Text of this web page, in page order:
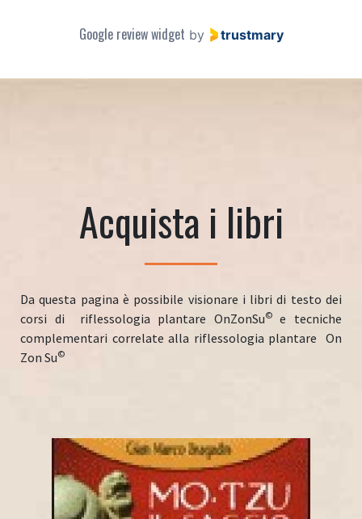
Google review widget by trustmary
Acquista i libri
Da questa pagina è possibile visionare i libri di testo dei
corsi di riflessologia plantare OnZonSu©e tecniche
complementari correlate alla riflessologia plantare On
Zon Su©